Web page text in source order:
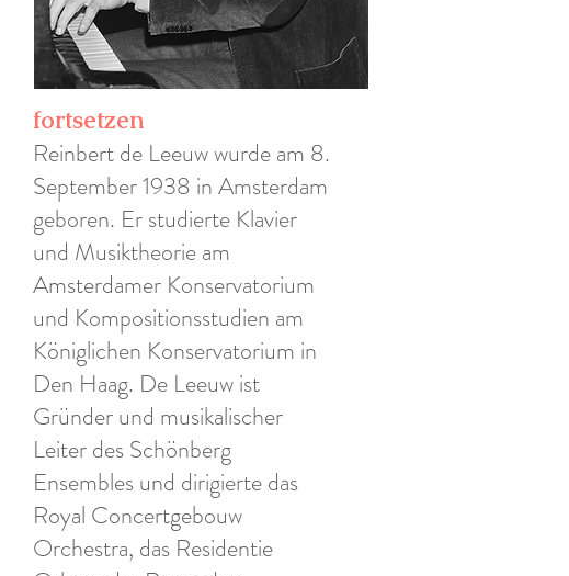
fortsetzen
Reinbert de Leeuw wurde am 8.
September 1938 in Amsterdam
geboren. Er studierte Klavier
und Musiktheorie am
Amsterdamer Konservatorium
und Kompositionsstudien am
Königlichen Konservatorium in
Den Haag. De Leeuw ist
Gründer und musikalischer
Leiter des Schönberg
Ensembles und dirigierte das
Royal Concertgebouw
Orchestra, das Residentie